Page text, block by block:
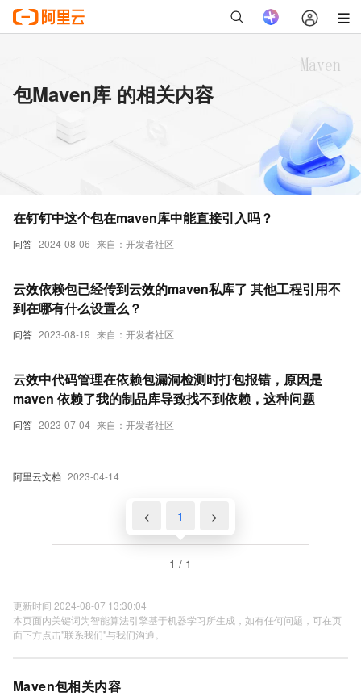
包Maven库 的相关内容
问答 2024-08-06 来自：开发者社区
在钉钉中这个包在maven库中能直接引入吗？
问答 2023-08-19 来自：开发者社区
云效依赖包已经传到云效的maven私库了 其他工程引用不
到在哪有什么设置么？
问答 2023-07-04 来自：开发者社区
云效中代码管理在依赖包漏洞检测时打包报错，原因是
maven 依赖了我的制品库导致找不到依赖，这种问题
阿里云文档 2023-04-14
< 1 >
1 / 1
更新时间 2024-08-07 13:30:04
本页面内关键词为智能算法引擎基于机器学习所生成，如有任何问题，可在页
面下方点击"联系我们"与我们沟通。
Maven包相关内容